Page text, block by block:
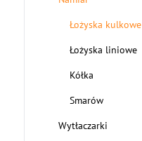
Łożyska kulkowe
Łożyska liniowe
Kółka
Smarów
Wytłaczarki